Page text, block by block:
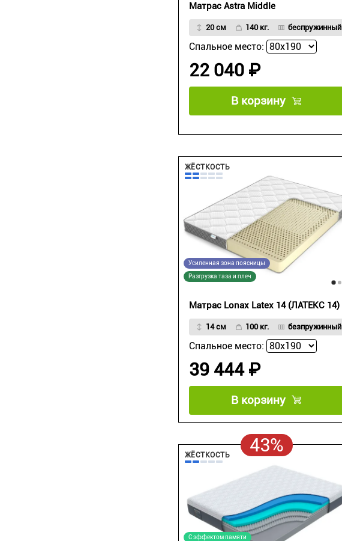
Матрас Astra Middle
20 см 140 кг. беспружинный
Спальное место:
22 040 ₽
В корзину
ЖЁСТКОСТЬ
Усиленная зона поясницы
Разгрузка таза и плеч
Матрас Lonax Latex 14 (ЛАТЕКС 14)
14 см 100 кг. безпружинный
Спальное место:
39 444 ₽
В корзину
43%
ЖЁСТКОСТЬ
С эффектом памяти